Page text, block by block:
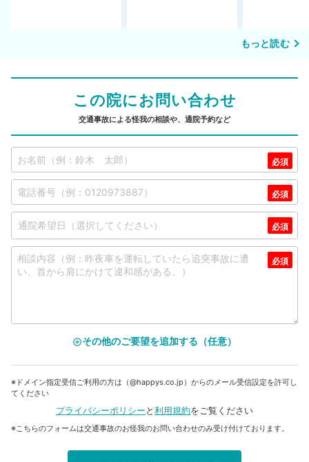
もっと読む
この院にお問い合わせ
交通事故による怪我の相談や、通院予約など
add_circle_outlineその他のご要望を追加する（任意）
※ドメイン指定受信ご利用の方は（@happys.co.jp）からのメール受信設定を許可し
てください
プライバシーポリシーと利用規約をご覧ください
※こちらのフォームは交通事故のお怪我のお問い合わせのみ受け付けております。